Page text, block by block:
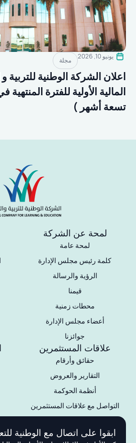
يونيو 10, 2026 مجلة
اعلان الشركة الوطنية للتربية و
تسعة أشهر )
لمحة عن الشركة
لمحة عامة
كلمة رئيس مجلس الإدارة
الرؤية والرسالة
قيمنا
محطات زمنية
أعضاء مجلس الإدارة
جوائزنا
علاقات المستثمرين
حقائق وأرقام
التقارير والعروض
أنظمة الحوكمة
التواصل مع علاقات المستثمرين
ابقوا على اتصال مع الوطنية